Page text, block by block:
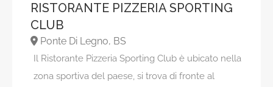
RISTORANTE PIZZERIA SPORTING
CLUB
Ponte Di Legno, BS
Il Ristorante Pizzeria Sporting Club è ubicato nella
zona sportiva del paese, si trova di fronte al